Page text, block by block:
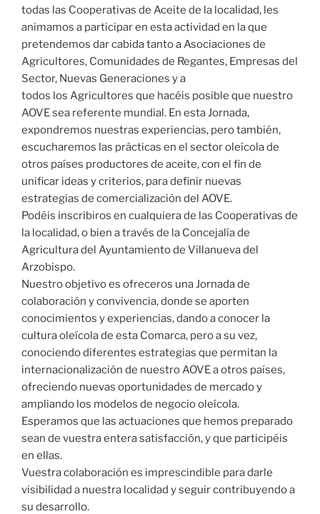
todas las Cooperativas de Aceite de la localidad, les
animamos a participar en esta actividad en la que
pretendemos dar cabida tanto a Asociaciones de
Agricultores, Comunidades de Regantes, Empresas del
Sector, Nuevas Generaciones y a
todos los Agricultores que hacéis posible que nuestro
AOVE sea referente mundial. En esta Jornada,
expondremos nuestras experiencias, pero también,
escucharemos las prácticas en el sector oleícola de
otros países productores de aceite, con el fin de
unificar ideas y criterios, para definir nuevas
estrategias de comercialización del AOVE.
Podéis inscribiros en cualquiera de las Cooperativas de
la localidad, o bien a través de la Concejalía de
Agricultura del Ayuntamiento de Villanueva del
Arzobispo.
Nuestro objetivo es ofreceros una Jornada de
colaboración y convivencia, donde se aporten
conocimientos y experiencias, dando a conocer la
cultura oleícola de esta Comarca, pero a su vez,
conociendo diferentes estrategias que permitan la
internacionalización de nuestro AOVE a otros países,
ofreciendo nuevas oportunidades de mercado y
ampliando los modelos de negocio oleícola.
Esperamos que las actuaciones que hemos preparado
sean de vuestra entera satisfacción, y que participéis
en ellas.
Vuestra colaboración es imprescindible para darle
visibilidad a nuestra localidad y seguir contribuyendo a
su desarrollo.